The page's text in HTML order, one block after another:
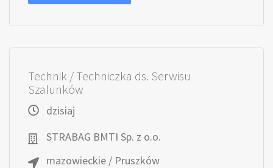
Technik / Techniczka ds. Serwisu
Szalunków
dzisiaj
STRABAG BMTI Sp. z o.o.
mazowieckie / Pruszków